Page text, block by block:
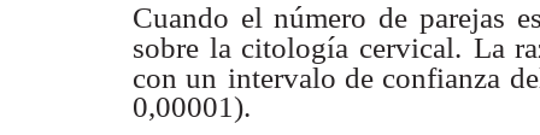
Cuando el número de parejas
sobre la citología cervical. La
con un intervalo de confianza
0,00001).